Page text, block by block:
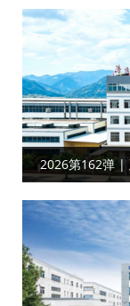
2026第162弹 |
户合作工厂目